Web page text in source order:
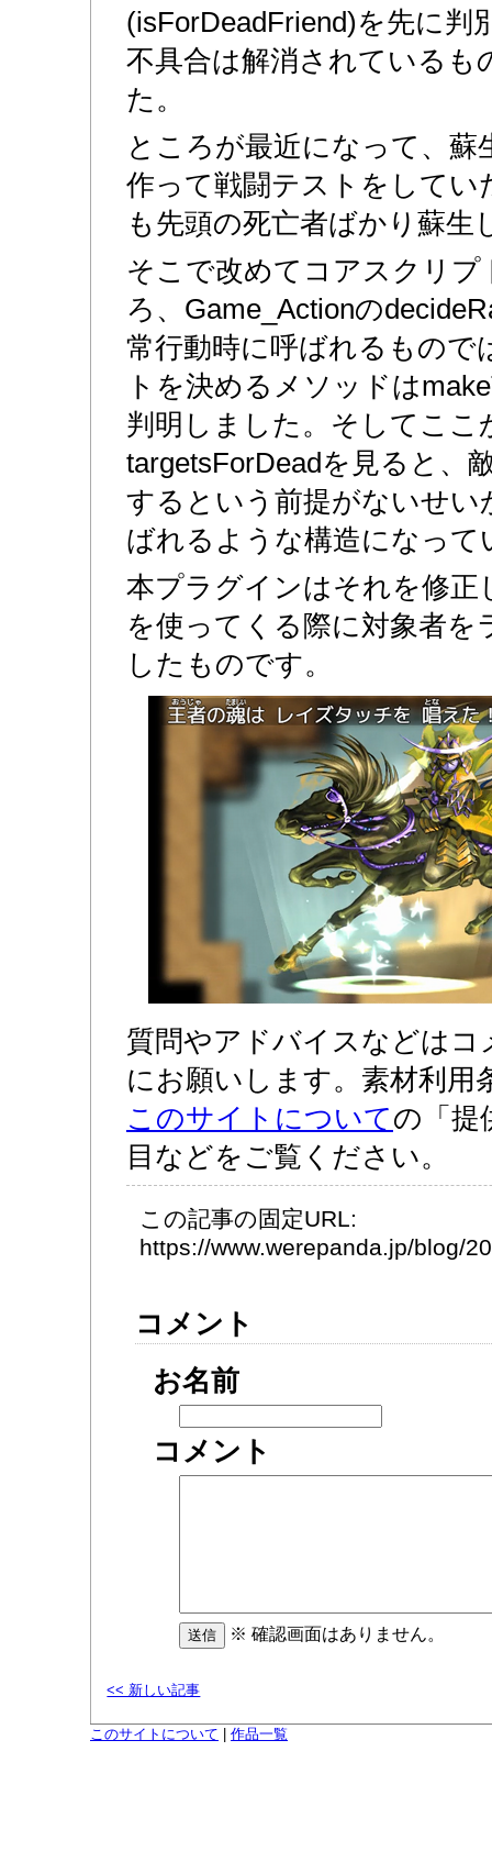
(isForDeadFriend)を先に判
不具合は解消されているも
た。
ところが最近になって、蘇
作って戦闘テストをしてい
も先頭の死亡者ばかり蘇生
そこで改めてコアスクリ
ろ、Game_Actionの
常行動時に呼ばれるもので
トを決めるメソッドは
判明しました。そしてここ
targetsForDeadを見ると、
するという前提がないせい
ばれるような構造になって
本プラグインはそれを修正
を使ってくる際に対象者
したものです。
質問やアドバイスなどはコ
にお願いします。素材利用
このサイトについての「提
目などをご覧ください。
この記事の固定URL:
https://www.werepanda.jp/blog/
コメント
お名前
コメント
※ 確認画面はありません。
<< 新しい記事
このサイトについて 作品一覧